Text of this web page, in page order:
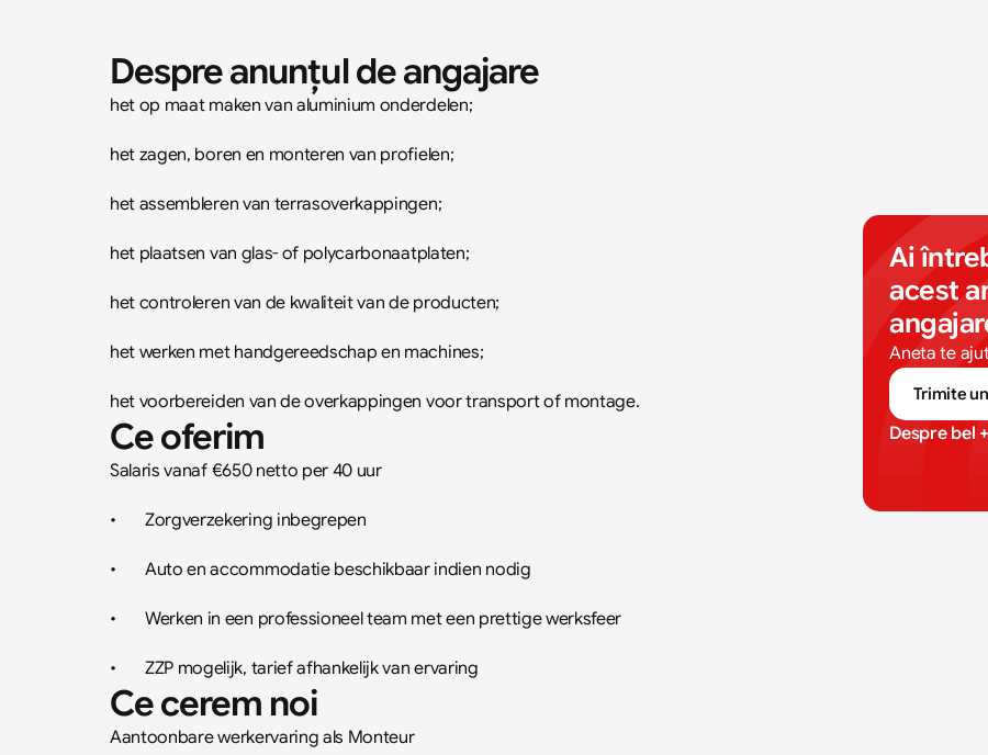
Despre anunțul de angajare
het op maat maken van aluminium onderdelen;
het zagen, boren en monteren van profielen;
het assembleren van terrasoverkappingen;
het plaatsen van glas- of polycarbonaatplaten;
het controleren van de kwaliteit van de producten;
het werken met handgereedschap en machines;
het voorbereiden van de overkappingen voor transport of montage.
Ce oferim
Salaris vanaf €650 netto per 40 uur
•	Zorgverzekering inbegrepen
•	Auto en accommodatie beschikbaar indien nodig
•	Werken in een professioneel team met een prettige werksfeer
•	ZZP mogelijk, tarief afhankelijk van ervaring
Ce cerem noi
Aantoonbare werkervaring als Monteur
Ai
acest
Aneta te
Trimite
Despre bel